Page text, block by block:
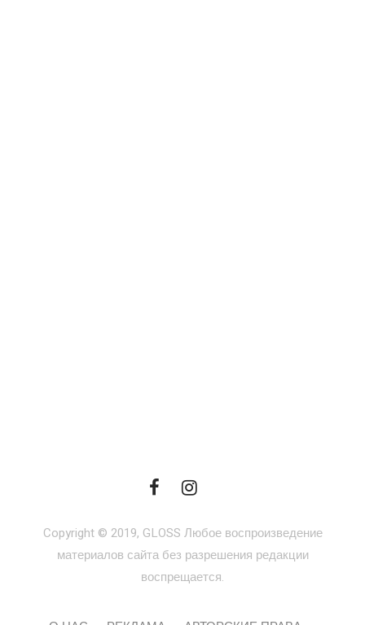
Copyright © 2019, GLOSS Любое воспроизведение
материалов сайта без разрешения редакции
воспрещается.